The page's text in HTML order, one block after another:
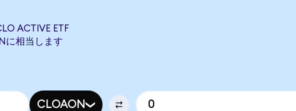
ACTIVE ETF
に相当します
CLOAON